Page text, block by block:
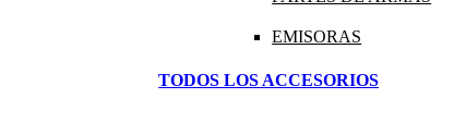
EMISORAS
TODOS LOS ACCESORIOS